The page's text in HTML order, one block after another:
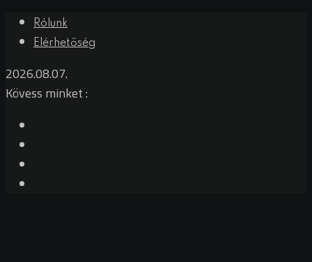
Rólunk
Elérhetőség
2026.08.07.
Kövess minket :